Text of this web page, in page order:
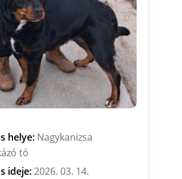
helye:Nagykanizsa
tó
ideje:2026. 03. 14.